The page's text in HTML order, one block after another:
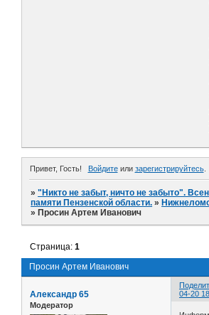
Привет, Гость! Войдитеили зарегистрируйтесь.
»"Никто не забыт, ничто не забыто".
памяти Пензенской области. »
» Просин Артем Иванович
Просин Артем Иванович
Страница:1
04-20
Александр 65
Модератор